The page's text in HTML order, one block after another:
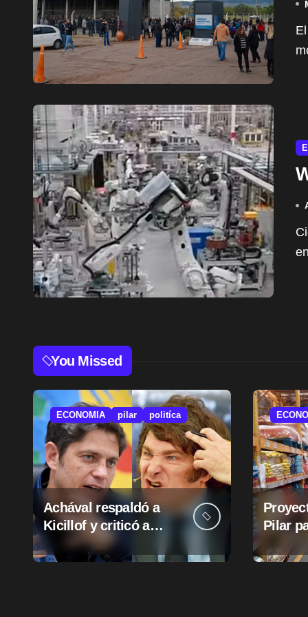
El Parque Industrial de Pilar atraviesa su peor
Cierre de la planta de Whirlpool en Pilar: 220 familias
You Missed
ECONOMIA pilar politíca
Achával respaldó a
Kicillof y criticó a
Milei
Pilar